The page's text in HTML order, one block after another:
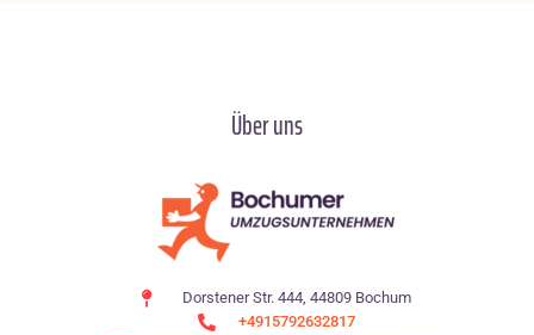
Über uns
Dorstener Str. 444, 44809 Bochum
+4915792632817